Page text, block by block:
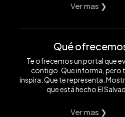
Ver mas ❯
Qué
Te ofrecemos un portal que
contigo. Que informa, pero
inspira. Que te representa.
que está hecho El
Ver mas ❯